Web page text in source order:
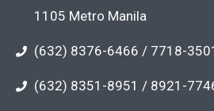
1105 Metro Manila
(632) 8376-6466 / 7718-
(632) 8351-8951 / 8921-